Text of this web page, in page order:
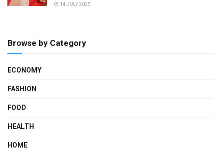
14 JULY 2025
Browse by Category
ECONOMY
FASHION
FOOD
HEALTH
HOME